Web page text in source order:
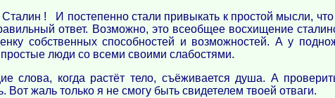
! И постепенно стали привыкать к простой мысли,
ответ. Возможно, это всеобщее восхищение
собственных способностей и возможностей. А у
люди со всеми своими слабостями.
слова, когда растёт тело, съёживается душа. А
Вот жаль только я не смогу быть свидетелем твоей отваги.